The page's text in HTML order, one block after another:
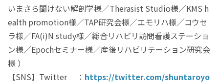
いまさら聞けない解剖学様／Therasist Studio様／KMS h
ealth promotion様／TAP研究会様／エモリハ様／コウセ
ラ様／FA(i)N study様／総合リハビリ訪問看護ステーショ
ン様／Epochセミナー様／産後リハビリテーション研究会
様 ）
【SNS】Twitter ： https://twitter.com/shuntaroyo